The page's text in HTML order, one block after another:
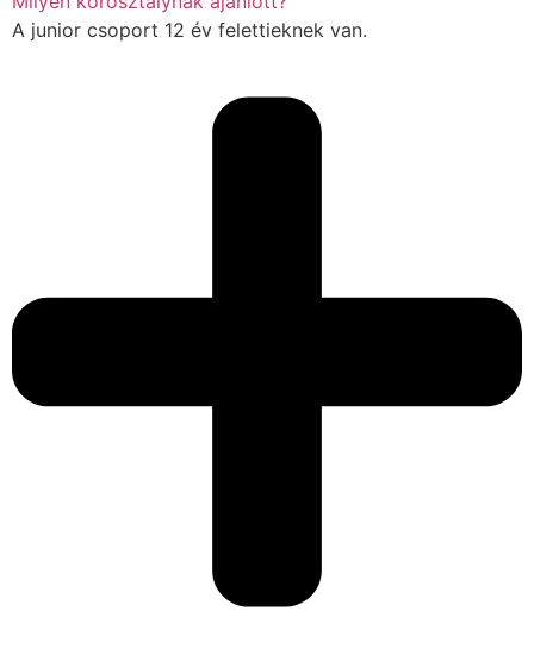
A junior csoport 12 év felettieknek van.